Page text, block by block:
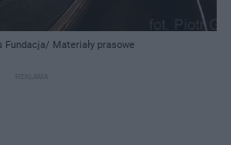
Fundacja/ Materiały prasowe